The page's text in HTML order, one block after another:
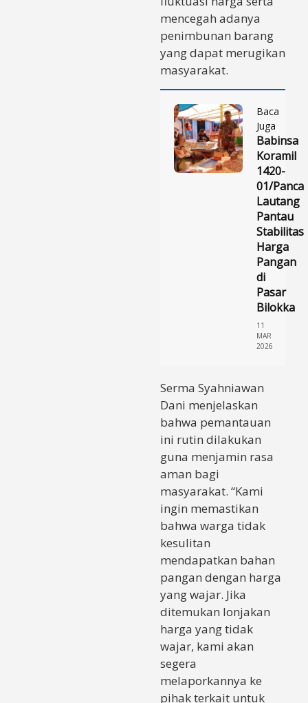
mencegah adanya
penimbunan barang
yang dapat merugikan
masyarakat.
Baca
Juga
Babinsa
Koramil
1420-
01/Panca
Lautang
Pantau
Stabilitas
Harga
Pangan
di
Pasar
Bilokka
11
MAR
2026
Serma Syahniawan
Dani menjelaskan
bahwa pemantauan
ini rutin dilakukan
guna menjamin rasa
aman bagi
masyarakat. “Kami
ingin memastikan
bahwa warga tidak
kesulitan
mendapatkan bahan
pangan dengan harga
yang wajar. Jika
ditemukan lonjakan
harga yang tidak
wajar, kami akan
segera
melaporkannya ke
pihak terkait untuk